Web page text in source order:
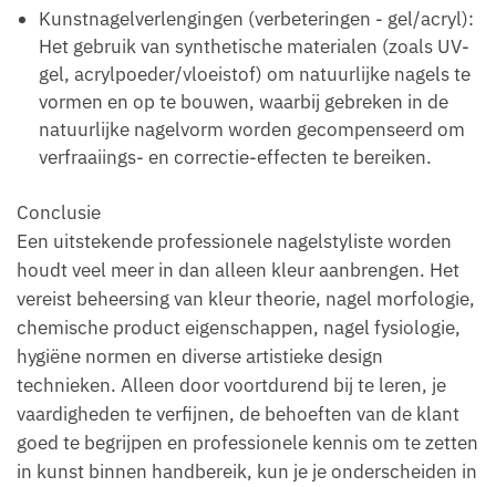
Kunstnagelverlengingen (verbeteringen - gel/acryl):
Het gebruik van synthetische materialen (zoals UV-
gel, acrylpoeder/vloeistof) om natuurlijke nagels te
vormen en op te bouwen, waarbij gebreken in de
natuurlijke nagelvorm worden gecompenseerd om
verfraaiings- en correctie-effecten te bereiken.
Conclusie
Een uitstekende professionele nagelstyliste worden
houdt veel meer in dan alleen kleur aanbrengen. Het
vereist beheersing van kleur theorie, nagel morfologie,
chemische product eigenschappen, nagel fysiologie,
hygiëne normen en diverse artistieke design
technieken. Alleen door voortdurend bij te leren, je
vaardigheden te verfijnen, de behoeften van de klant
goed te begrijpen en professionele kennis om te zetten
in kunst binnen handbereik, kun je je onderscheiden in